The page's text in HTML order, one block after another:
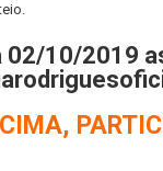
10/2019